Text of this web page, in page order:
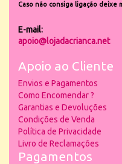
Caso não consiga ligação deixe
E-mail:
apoio@lojadacrianca.net
Apoio ao Cliente
Envios e Pagamentos
Como Encomendar ?
Garantias e Devoluções
Condições de Venda
Política de Privacidade
Livro de Reclamações
Pagamentos